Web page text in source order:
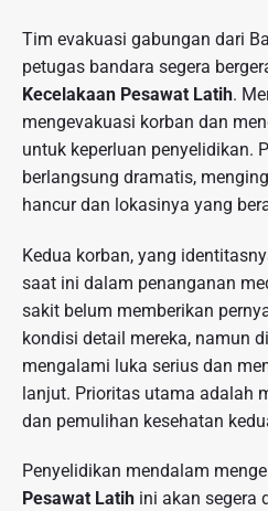
Tim evakuasi gabungan dari
petugas bandara segera
Kecelakaan Pesawat Latih.
mengevakuasi korban dan
untuk keperluan penyelidikan.
berlangsung dramatis,
hancur dan lokasinya yang
Kedua korban, yang
saat ini dalam penanganan
sakit belum memberikan
kondisi detail mereka, namun
mengalami luka serius dan
lanjut. Prioritas utama adalah
dan pemulihan kesehatan
Penyelidikan mendalam
Pesawat Latih ini akan segera